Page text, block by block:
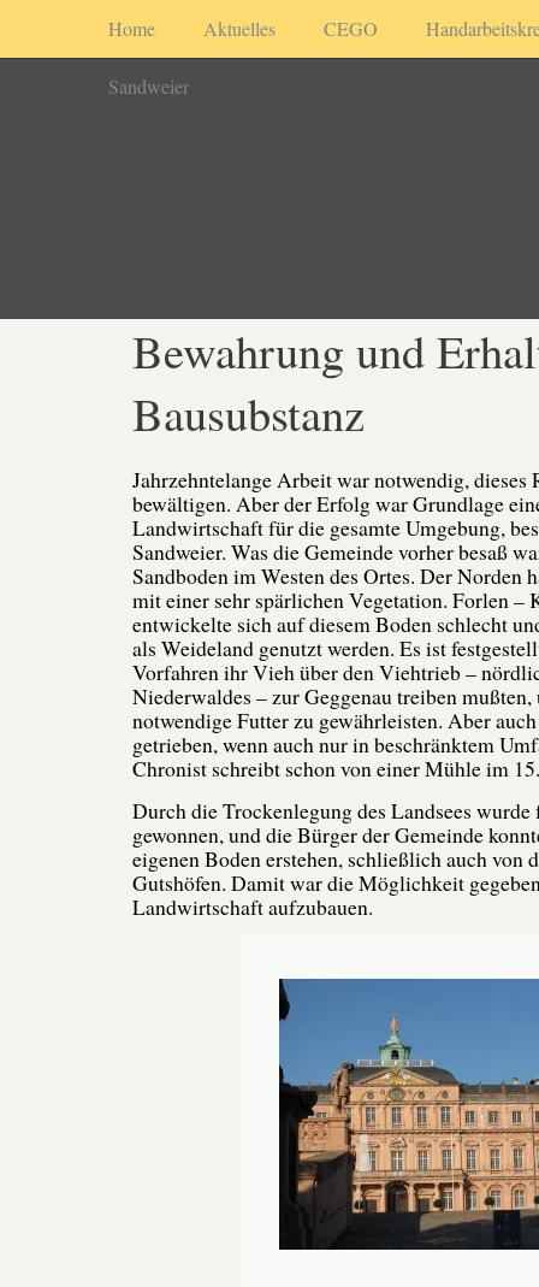
Home Aktuelles CEGO
Sandweier
Bewahrung und
Bausubstanz
Jahrzehntelange Arbeit war notwendig, dieses
bewältigen. Aber der Erfolg war Grundlage
Landwirtschaft für die gesamte Umgebung,
Sandweier. Was die Gemeinde vorher besaß
Sandboden im Westen des Ortes. Der Norden
mit einer sehr spärlichen Vegetation. Forlen –
entwickelte sich auf diesem Boden schlecht
als Weideland genutzt werden. Es ist
Vorfahren ihr Vieh über den Viehtrieb –
Niederwaldes – zur Geggenau treiben mußten,
notwendige Futter zu gewährleisten. Aber
getrieben, wenn auch nur in beschränktem
Chronist schreibt schon von einer Mühle im
Durch die Trockenlegung des Landsees
gewonnen, und die Bürger der Gemeinde
eigenen Boden erstehen, schließlich auch von
Gutshöfen. Damit war die Möglichkeit
Landwirtschaft aufzubauen.